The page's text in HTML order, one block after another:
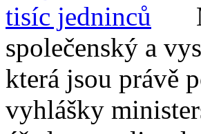
společenský a
která jsou právě
vyhlášky